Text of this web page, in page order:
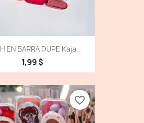
EN BARRA DUPE Kaja...
1,99 $
favorite_border